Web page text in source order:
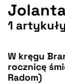
1
W kręgu
rocznicę
Radom)